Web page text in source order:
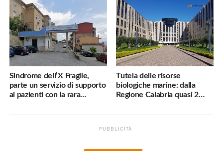
subito»
Sindrome dell’X Fragile,
parte un servizio di supporto
ai pazienti con la rara
Tutela delle risorse
biologiche marine: dalla
Regione Calabria quasi 2
PUBBLICITÀ